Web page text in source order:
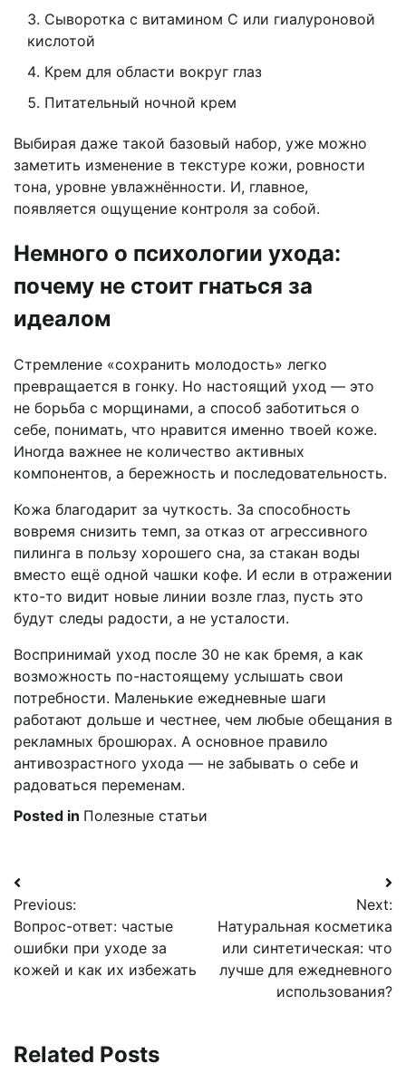
Сыворотка с витамином С или гиалуроновой
кислотой
Крем для области вокруг глаз
Питательный ночной крем
Выбирая даже такой базовый набор, уже можно
заметить изменение в текстуре кожи, ровности
тона, уровне увлажнённости. И, главное,
появляется ощущение контроля за собой.
Немного о психологии ухода:
почему не стоит гнаться за
идеалом
Стремление «сохранить молодость» легко
превращается в гонку. Но настоящий уход — это
не борьба с морщинами, а способ заботиться о
себе, понимать, что нравится именно твоей коже.
Иногда важнее не количество активных
компонентов, а бережность и последовательность.
Кожа благодарит за чуткость. За способность
вовремя снизить темп, за отказ от агрессивного
пилинга в пользу хорошего сна, за стакан воды
вместо ещё одной чашки кофе. И если в отражении
кто-то видит новые линии возле глаз, пусть это
будут следы радости, а не усталости.
Воспринимай уход после 30 не как бремя, а как
возможность по-настоящему услышать свои
потребности. Маленькие ежедневные шаги
работают дольше и честнее, чем любые обещания в
рекламных брошюрах. А основное правило
антивозрастного ухода — не забывать о себе и
радоваться переменам.
Posted in Полезные статьи
Навигация
по
записям
Previous:
Вопрос-ответ: частые
ошибки при уходе за
кожей и как их избежать
Next:
Натуральная косметика
или синтетическая: что
лучше для ежедневного
использования?
Related Posts